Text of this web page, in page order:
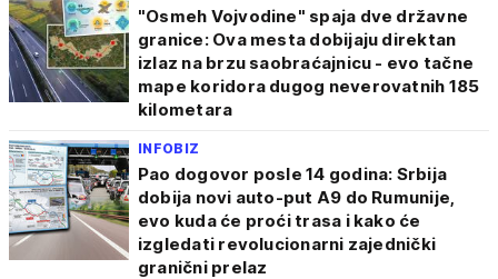
"Osmeh Vojvodine" spaja dve državne
granice: Ova mesta dobijaju direktan
izlaz na brzu saobraćajnicu - evo tačne
mape koridora dugog neverovatnih 185
kilometara
INFOBIZ
Pao dogovor posle 14 godina: Srbija
dobija novi auto-put A9 do Rumunije,
evo kuda će proći trasa i kako će
izgledati revolucionarni zajednički
granični prelaz